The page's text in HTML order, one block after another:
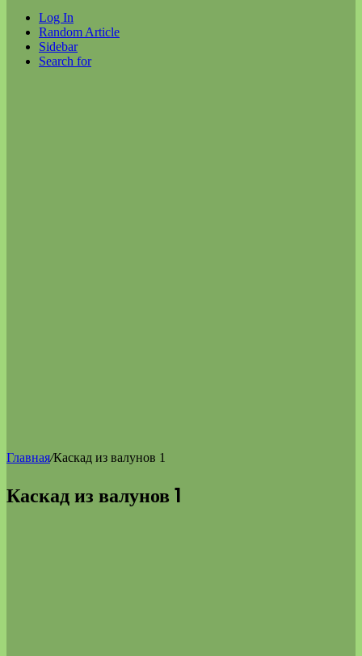
Log In
Random Article
Sidebar
Search for
Главная/Каскад из валунов 1
Каскад из валунов 1